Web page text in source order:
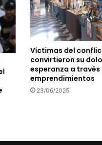
Víctimas del
convirtieron su
esperanza a través
emprendimientos
23/06/2025